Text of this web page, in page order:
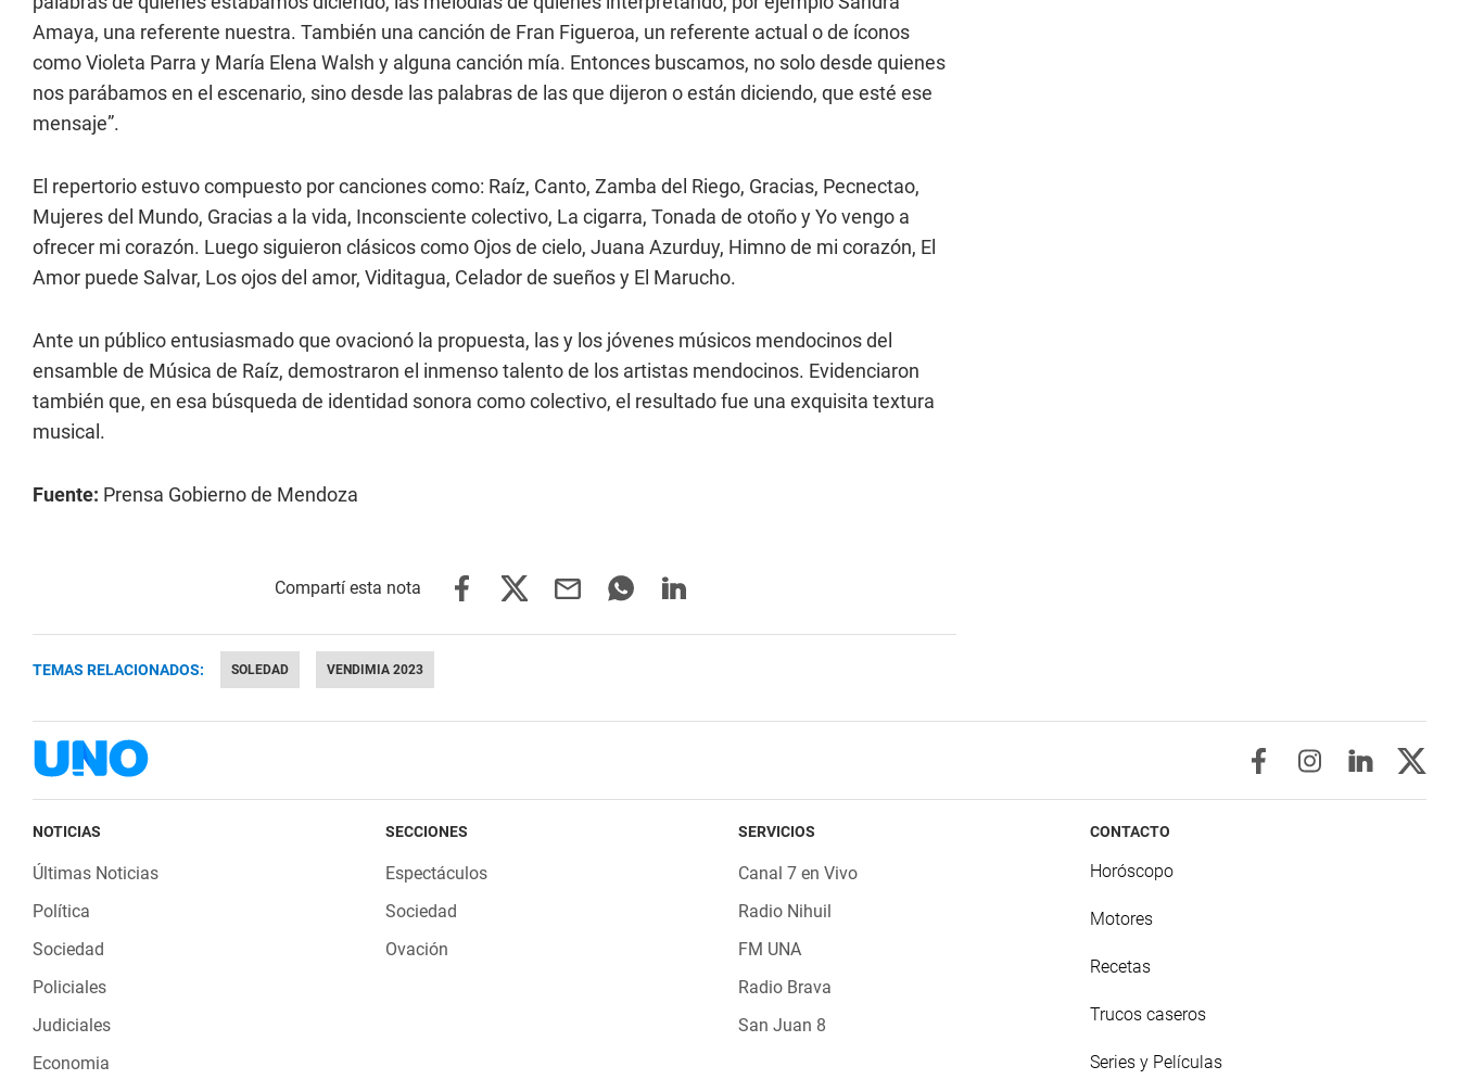
Amaya, una referente nuestra. También una canción de Fran Figueroa, un referente actual o de íconos
como Violeta Parra y María Elena Walsh y alguna canción mía. Entonces buscamos, no solo desde quienes
nos parábamos en el escenario, sino desde las palabras de las que dijeron o están diciendo, que esté ese
mensaje”.
El repertorio estuvo compuesto por canciones como: Raíz, Canto, Zamba del Riego, Gracias, Pecnectao,
Mujeres del Mundo, Gracias a la vida, Inconsciente colectivo, La cigarra, Tonada de otoño y Yo vengo a
ofrecer mi corazón. Luego siguieron clásicos como Ojos de cielo, Juana Azurduy, Himno de mi corazón, El
Amor puede Salvar, Los ojos del amor, Viditagua, Celador de sueños y El Marucho.
Ante un público entusiasmado que ovacionó la propuesta, las y los jóvenes músicos mendocinos del
ensamble de Música de Raíz, demostraron el inmenso talento de los artistas mendocinos. Evidenciaron
también que, en esa búsqueda de identidad sonora como colectivo, el resultado fue una exquisita textura
musical.
Fuente: Prensa Gobierno de Mendoza
TEMAS RELACIONADOS: SOLEDAD VENDIMIA 2023
NOTICIAS
Últimas Noticias
Política
Sociedad
Policiales
Judiciales
Economia
SECCIONES
Espectáculos
Sociedad
Ovación
SERVICIOS
Canal 7 en Vivo
Radio Nihuil
FM UNA
Radio Brava
San Juan 8
CONTACTO
Horóscopo
Motores
Recetas
Trucos caseros
Series y Películas